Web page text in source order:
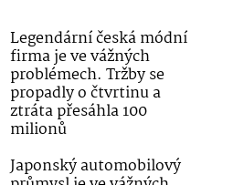
Legendární česká módní
firma je ve vážných
problémech. Tržby se
propadly o čtvrtinu a
ztráta přesáhla 100
milionů
Japonský automobilový